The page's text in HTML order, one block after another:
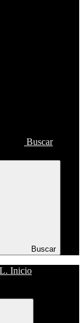
Buscar
Buscar
Inicio